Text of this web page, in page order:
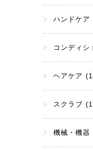
ハンドケア
コンディ
ヘアケア
スクラブ
機械・機器